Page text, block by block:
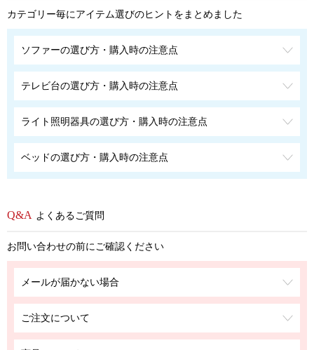
カテゴリー毎にアイテム選びのヒントをまとめました
ソファーの選び方・購入時の注意点
テレビ台の選び方・購入時の注意点
ライト照明器具の選び方・購入時の注意点
ベッドの選び方・購入時の注意点
よくあるご質問
お問い合わせの前にご確認ください
メールが届かない場合
ご注文について